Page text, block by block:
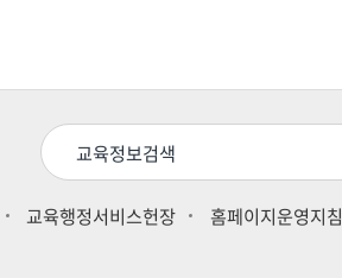
교육정보검색
교육행정서비스헌장 홈페이지운영지침